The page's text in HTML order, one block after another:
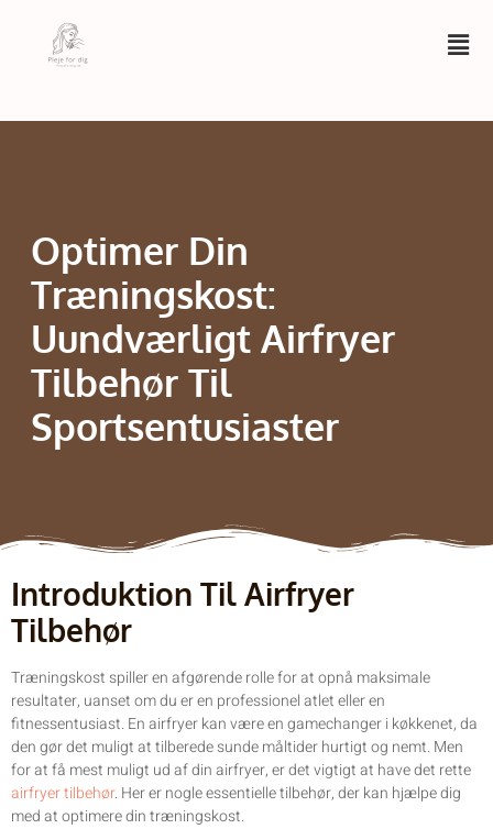
Optimer Din
Træningskost:
Uundværligt Airfryer
Tilbehør Til
Sportsentusiaster
Introduktion Til Airfryer
Tilbehør
Træningskost spiller en afgørende rolle for at opnå maksimale
resultater, uanset om du er en professionel atlet eller en
fitnessentusiast. En airfryer kan være en gamechanger i køkkenet, da
den gør det muligt at tilberede sunde måltider hurtigt og nemt. Men
for at få mest muligt ud af din airfryer, er det vigtigt at have det rette
airfryer tilbehør. Her er nogle essentielle tilbehør, der kan hjælpe dig
med at optimere din træningskost.